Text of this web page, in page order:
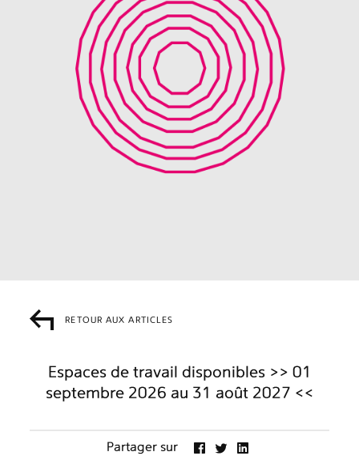
RETOUR AUX ARTICLES
Espaces de travail disponibles >> 01
septembre 2026 au 31 août 2027 <<
Partager sur